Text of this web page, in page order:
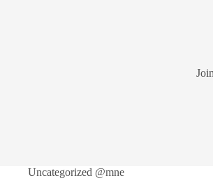
Uncategorized @mne